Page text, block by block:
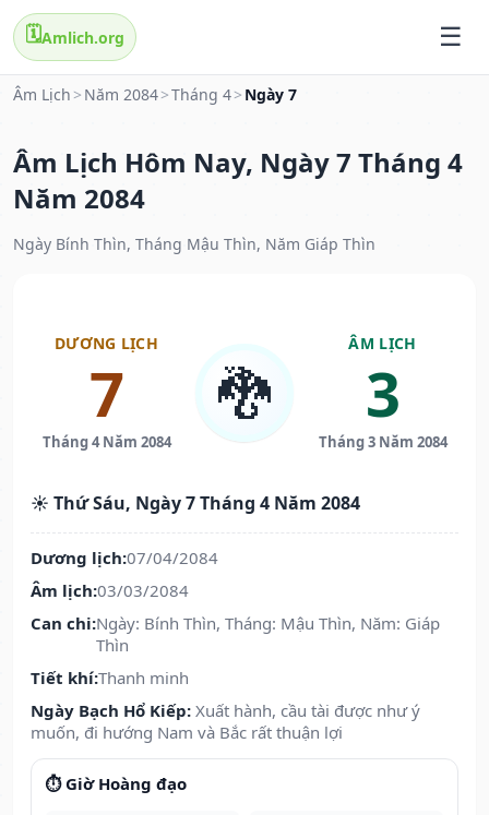
🗓️Amlich.org
Âm Lịch > Năm 2084>Tháng 4> Ngày 7
Âm Lịch Hôm Nay, Ngày 7 Tháng 4
Năm 2084
Ngày Bính Thìn, Tháng Mậu Thìn, Năm Giáp Thìn
DƯƠNG LỊCH
7
Tháng 4 Năm 2084
🐉
ÂM LỊCH
3
Tháng 3 Năm 2084
☀️ Thứ Sáu, Ngày 7 Tháng 4 Năm 2084
Dương lịch:07/04/2084
Âm lịch:03/03/2084
Can chi:Ngày: Bính Thìn, Tháng: Mậu Thìn, Năm: Giáp
Thìn
Tiết khí:Thanh minh
Ngày Bạch Hổ Kiếp: Xuất hành, cầu tài được như ý
muốn, đi hướng Nam và Bắc rất thuận lợi
⏱️ Giờ Hoàng đạo